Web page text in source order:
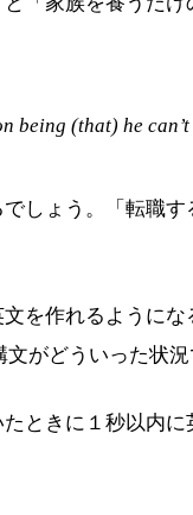
being (that) he
しょう。「転職
を作れるように
がどういった状
ときに１秒以内